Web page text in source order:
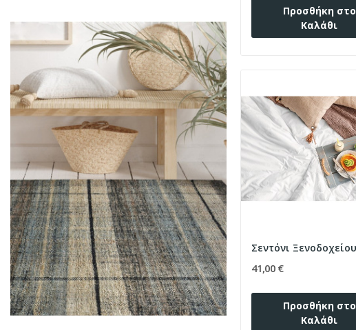
Προσθήκη στο
Καλάθι
41,00 €
Προσθήκη στο
Καλάθι